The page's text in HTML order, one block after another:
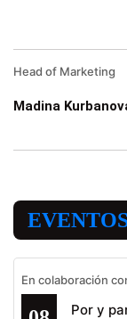
Head of Marketing
Madina
En colaboración
Por y